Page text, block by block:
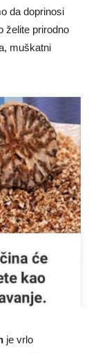
da doprinosi
želite prirodno
muškatni
je vrlo